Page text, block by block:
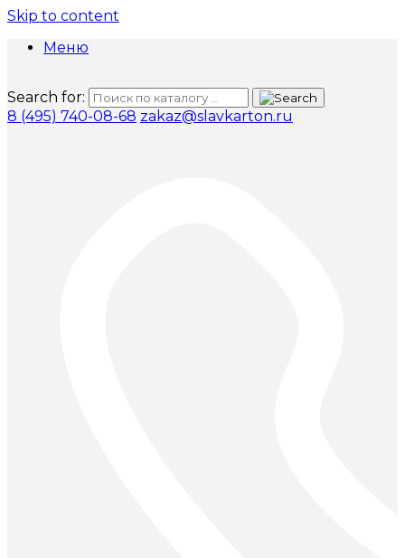
Skip to content
Меню
Search for:
8 (495) 740-08-68 zakaz@slavkarton.ru